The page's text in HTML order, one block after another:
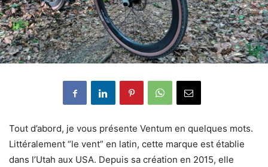
Tout d’abord, je vous présente Ventum en quelques mots.
Littéralement “le vent” en latin, cette marque est établie
dans l’Utah aux USA. Depuis sa création en 2015, elle